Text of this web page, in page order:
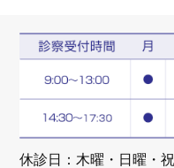
休診日：木曜・日曜・